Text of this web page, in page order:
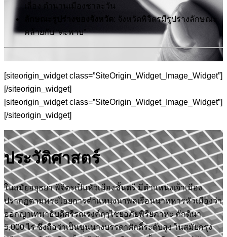
เลื่อง ตำนานเมืองชาละวัน
ลักษณะรูปร่างของจังหวัด: จังหวัดพิจิตรมีรูปร่างลักษณะ
คล้ายกับ “ตะพาบ”
[siteorigin_widget class=”SiteOrigin_Widget_Image_Widget”]
[/siteorigin_widget]
[siteorigin_widget class=”SiteOrigin_Widget_Image_Widget”]
[/siteorigin_widget]
ประวัติศาสตร์
ในสมัยอยุธยา พิจิตรเป็นหัวเมืองชั้นตรี มีตำแหน่งเจ้าเมือง
ปรากฏตามพระไอยการตำแหน่งนาพลเรือนนาทหารหัวเมืองว่า
ออกญาเทพาธิบดีศรีรณรงค์ฤๅไชยอภัยพิรียภาหะ ศักดินา
5,000 ไร่ ซึ่งถือว่าเป็นขุนนางบรรดาศักดิ์ระดับสูง ในสมัยกรุง